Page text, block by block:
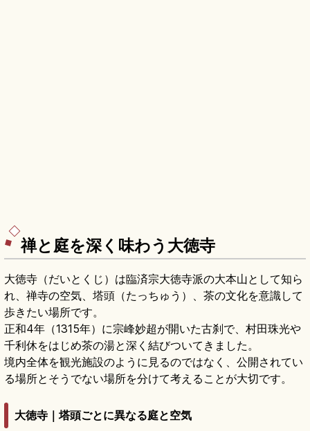
禅と庭を深く味わう大徳寺
大徳寺（だいとくじ）は臨済宗大徳寺派の大本山として知ら
れ、禅寺の空気、塔頭（たっちゅう）、茶の文化を意識して
歩きたい場所です。
正和4年（1315年）に宗峰妙超が開いた古刹で、村田珠光や
千利休をはじめ茶の湯と深く結びついてきました。
境内全体を観光施設のように見るのではなく、公開されてい
る場所とそうでない場所を分けて考えることが大切です。
大徳寺｜塔頭ごとに異なる庭と空気